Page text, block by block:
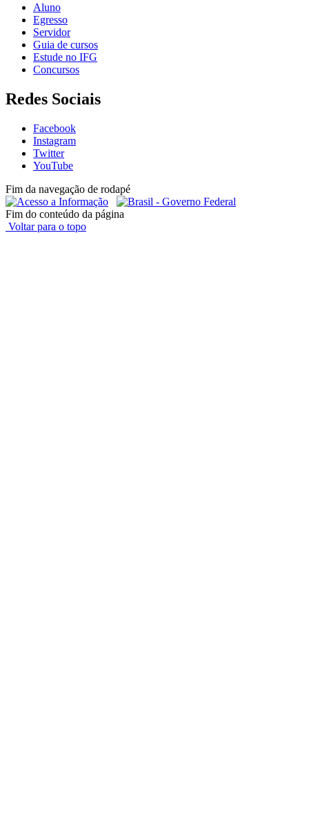
Aluno
Egresso
Servidor
Guia de cursos
Estude no IFG
Concursos
Redes Sociais
Facebook
Instagram
Twitter
YouTube
Fim da navegação de rodapé
Fim do conteúdo da página
Voltar para o topo